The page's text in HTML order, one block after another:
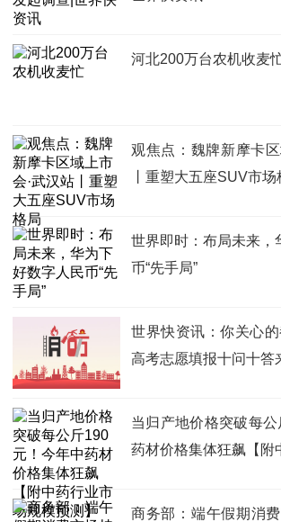
河北200万台农机收麦
观焦点：魏牌新摩卡
丨重塑大五座SUV市场
世界即时：布局未来，
币“先手局”
世界快资讯：你关心
高考志愿填报十问十答
当归产地价格突破每
药材价格集体狂飙【附
商务部：端午假期消